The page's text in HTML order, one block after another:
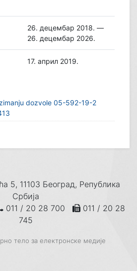
26. децембар 2018. —
26. децембар 2026.
17. април 2019.
dozvole 05-592-19-2
5, 11103 Београд, Република
Србија
011 / 20 28 700
011 / 20 28
745
тело за електронске медије